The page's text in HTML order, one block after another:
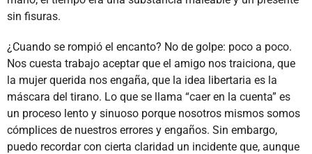
sin fisuras.
¿Cuando se rompió el encanto? No de golpe: poco a poco.
Nos cuesta trabajo aceptar que el amigo nos traiciona, que
la mujer querida nos engaña, que la idea libertaria es la
máscara del tirano. Lo que se llama “caer en la cuenta” es
un proceso lento y sinuoso porque nosotros mismos somos
cómplices de nuestros errores y engaños. Sin embargo,
puedo recordar con cierta claridad un incidente que, aunque